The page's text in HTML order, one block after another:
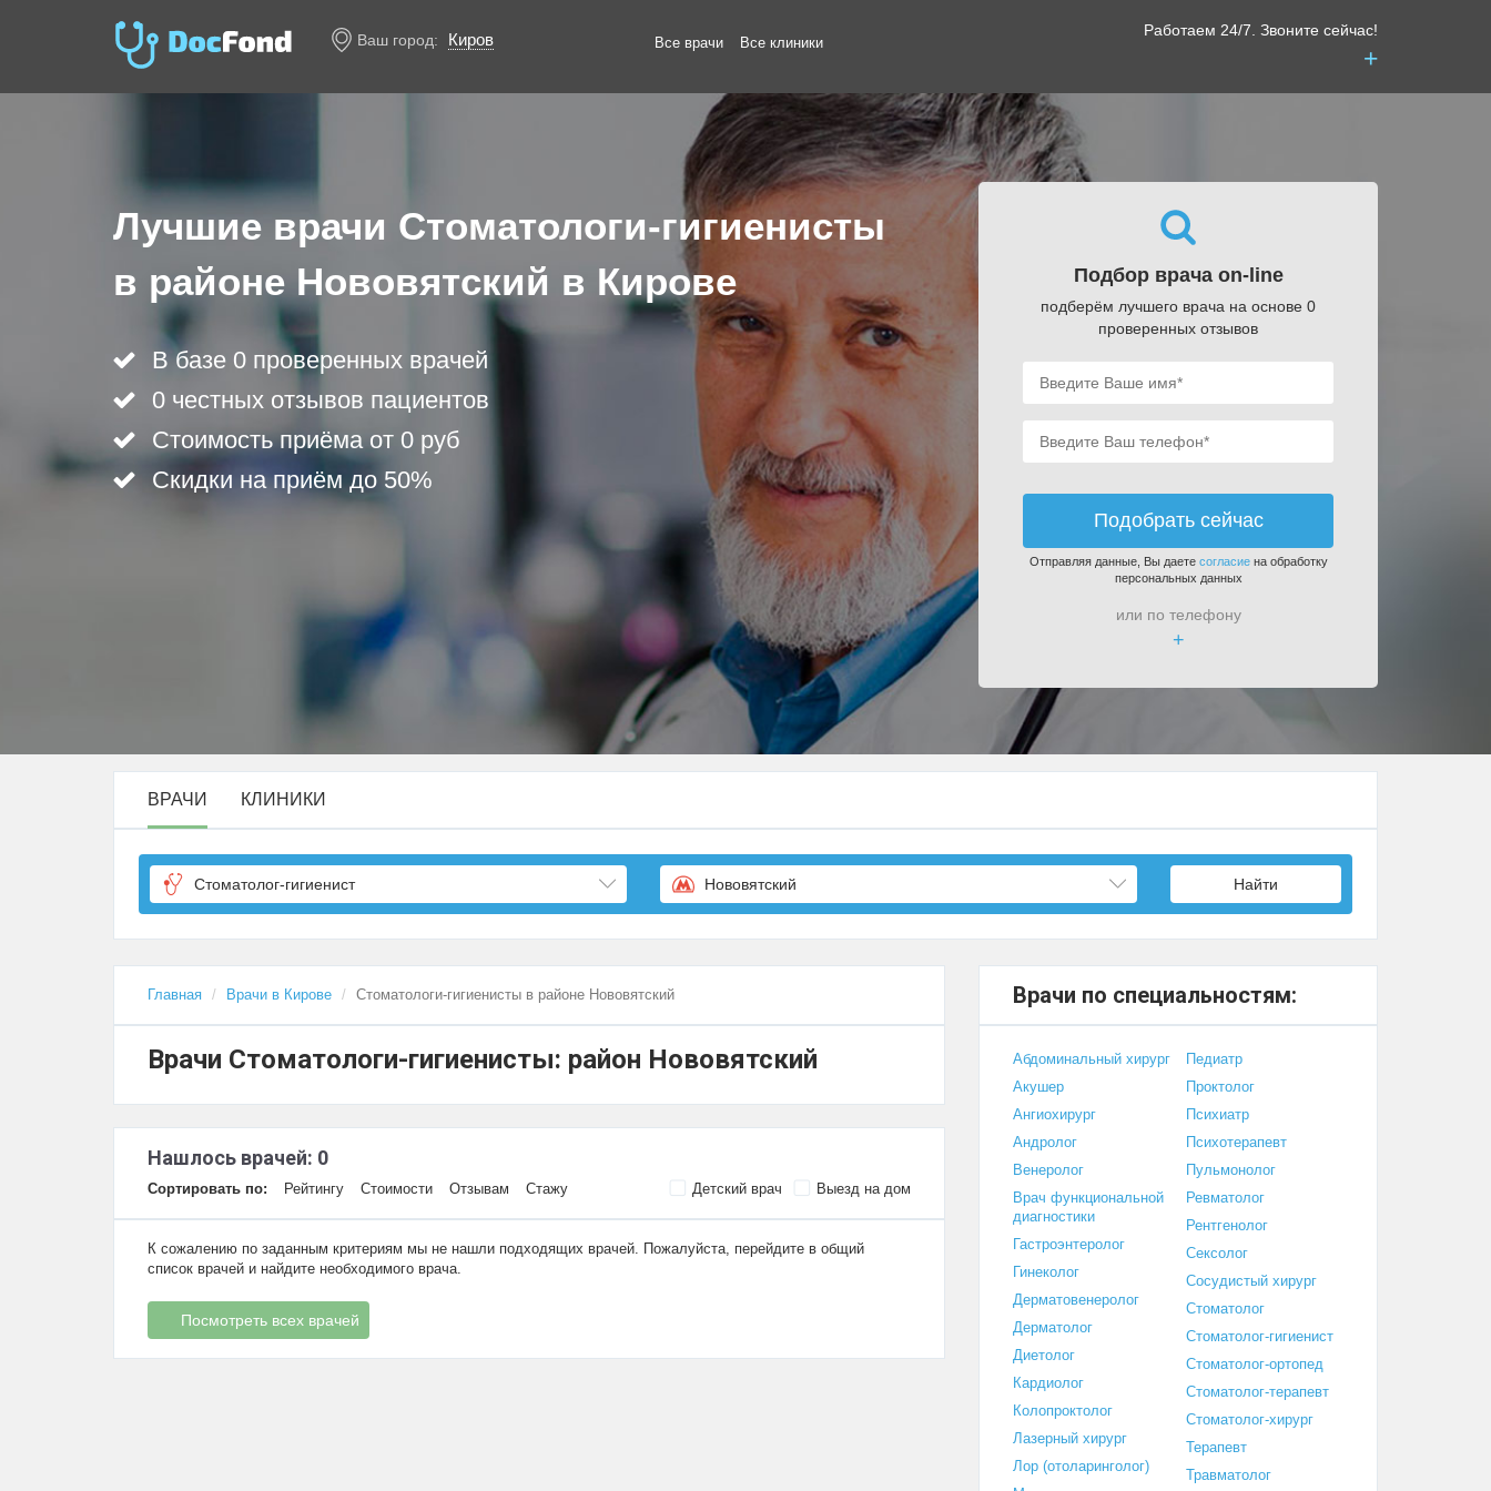
Ваш город: Киров Все врачи Все клиники
Работаем 24/7. Звоните сейчас!
+
Лучшие врачи Стоматологи-гигиенисты
в районе Нововятский в Кирове
В базе 0 проверенных врачей
0 честных отзывов пациентов
Стоимость приёма от 0 руб
Скидки на приём до 50%
Подбор врача on-line
подберём лучшего врача на основе 0
проверенных отзывов
Подобрать сейчас
Отправляя данные, Вы даете согласиена обработку
персональных данных
или по телефону
+
ВРАЧИ КЛИНИКИ
Стоматолог-гигиенист Нововятский Найти
Главная Врачи в Кирове Стоматологи-гигиенисты в районе Нововятский
Врачи Стоматологи-гигиенисты: район Нововятский
Нашлось врачей: 0
Сортировать по: Рейтингу Стоимости Отзывам Стажу Выезд на дом
Детский врач
К сожалению по заданным критериям мы не нашли подходящих врачей. Пожалуйста, перейдите в общий
список врачей и найдите необходимого врача.
Посмотреть всех врачей
Врачи по специальностям:
Абдоминальный хирург
Акушер
Ангиохирург
Андролог
Венеролог
Врач функциональной
диагностики
Гастроэнтеролог
Гинеколог
Дерматовенеролог
Дерматолог
Диетолог
Кардиолог
Колопроктолог
Лазерный хирург
Лор (отоларинголог)
Педиатр
Проктолог
Психиатр
Психотерапевт
Пульмонолог
Ревматолог
Рентгенолог
Сексолог
Сосудистый хирург
Стоматолог
Стоматолог-гигиенист
Стоматолог-ортопед
Стоматолог-терапевт
Стоматолог-хирург
Терапевт
Травматолог